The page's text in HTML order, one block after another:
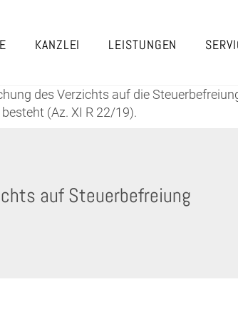
KANZLEI LEISTUNGEN
des Verzichts auf die
(Az. XI R 22/19).
auf Steuerbefreiung